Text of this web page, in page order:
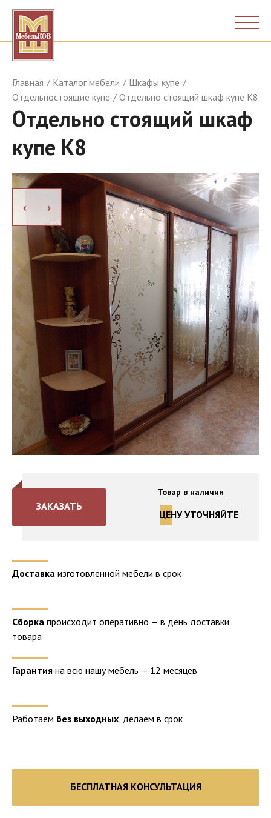
Главная Каталог мебели
Шкафы купе
Отдельностоящие купе
Отдельно стоящий шкаф купе К8
Отдельно стоящий шкаф
купе К8
› ›
Товар в наличии
ЦЕНУ УТОЧНЯЙТЕ
ЗАКАЗАТЬ
Доставка изготовленной мебели в срок
Сборка происходит оперативно — в день доставки
товара
Гарантия на всю нашу мебель — 12 месяцев
Работаем без выходных, делаем в срок
БЕСПЛАТНАЯ КОНСУЛЬТАЦИЯ